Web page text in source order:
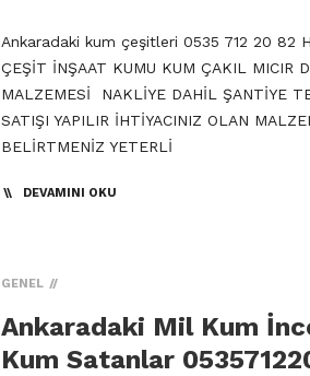
Ankaradaki kum çeşitleri 0535 712 20 82
ÇEŞİT İNŞAAT KUMU KUM ÇAKIL MICIR
MALZEMESİ NAKLİYE DAHİL ŞANTİYE
SATIŞI YAPILIR İHTİYACINIZ OLAN
BELİRTMENİZ YETERLİ
DEVAMINI OKU
GENEL
Ankaradaki Mil Kum
Kum Satanlar